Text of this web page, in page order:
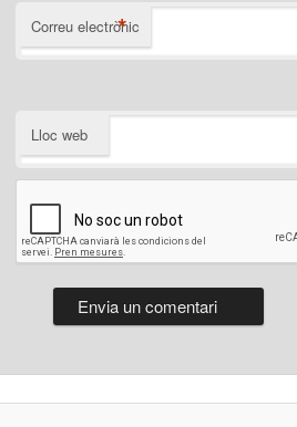
Correu electrònic
*
Lloc web